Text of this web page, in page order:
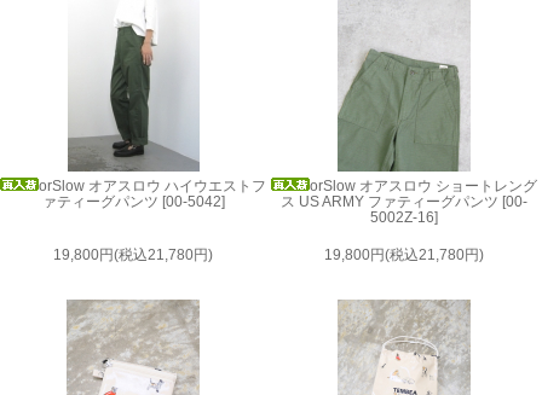
orSlow オアスロウ ハイウエストフ
ァティーグパンツ [00-5042]
19,800円(税込21,780円)
orSlow オアスロウ ショートレング
ス US ARMY ファティーグパンツ [00-
5002Z-16]
19,800円(税込21,780円)